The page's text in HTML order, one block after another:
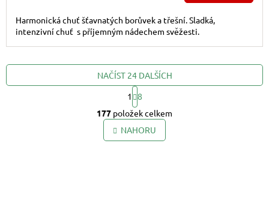
Harmonická chuť šťavnatých borůvek a třešní. Sladká,
intenzivní chuť s příjemným nádechem svěžesti.
Ovládací prvky
NAČÍST 24 DALŠÍCH
Stránkování
1
8
177 položek celkem
NAHORU